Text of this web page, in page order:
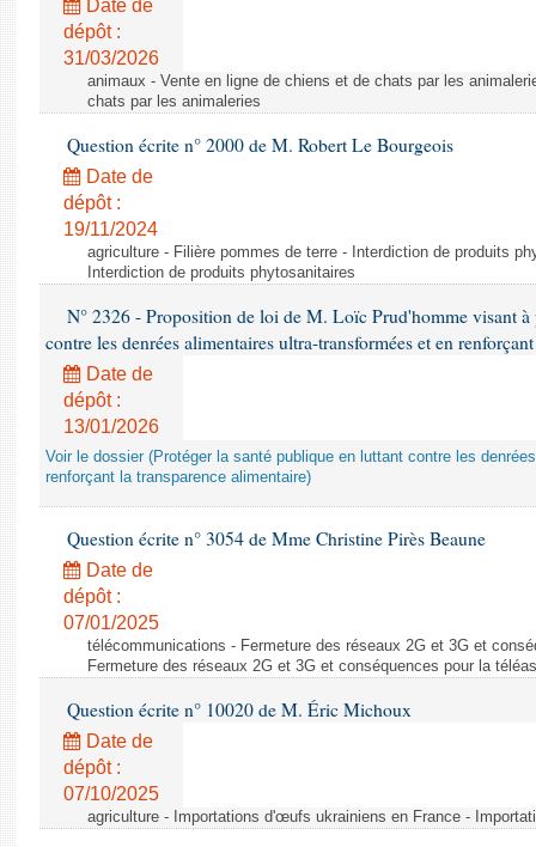
Date de
dépôt :
31/03/2026
animaux - Vente en ligne de chiens et de chats par les
chats par les animaleries
Question écrite n° 2000 de M. Robert Le Bourgeois
Date de
dépôt :
19/11/2024
agriculture - Filière pommes de terre - Interdiction de produits
Interdiction de produits phytosanitaires
N° 2326 - Proposition de loi de M. Loïc Prud'homme visant
contre les denrées alimentaires ultra-transformées et en
Date de
dépôt :
13/01/2026
Voir le dossier (Protéger la santé publique en luttant contre les
renforçant la transparence alimentaire)
Question écrite n° 3054 de Mme Christine Pirès Beaune
Date de
dépôt :
07/01/2025
télécommunications - Fermeture des réseaux 2G et 3G et
Fermeture des réseaux 2G et 3G et conséquences pour la
Question écrite n° 10020 de M. Éric Michoux
Date de
dépôt :
07/10/2025
agriculture - Importations d'œufs ukrainiens en France -